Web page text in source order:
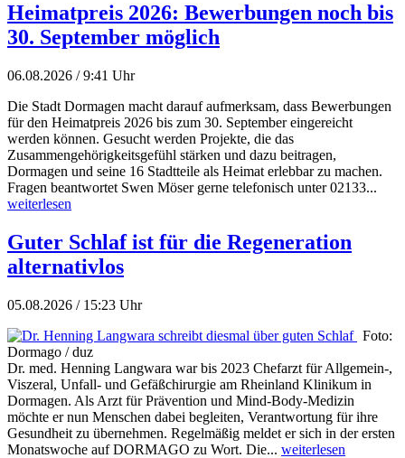
Heimatpreis 2026: Bewerbungen noch bis
30. September möglich
06.08.2026 / 9:41 Uhr
Die Stadt Dormagen macht darauf aufmerksam, dass Bewerbungen
für den Heimatpreis 2026 bis zum 30. September eingereicht
werden können. Gesucht werden Projekte, die das
Zusammengehörigkeitsgefühl stärken und dazu beitragen,
Dormagen und seine 16 Stadtteile als Heimat erlebbar zu machen.
Fragen beantwortet Swen Möser gerne telefonisch unter 02133...
weiterlesen
Guter Schlaf ist für die Regeneration
alternativlos
05.08.2026 / 15:23 Uhr
Foto:
Dormago / duz
Dr. med. Henning Langwara war bis 2023 Chefarzt für Allgemein-,
Viszeral, Unfall- und Gefäßchirurgie am Rheinland Klinikum in
Dormagen. Als Arzt für Prävention und Mind-Body-Medizin
möchte er nun Menschen dabei begleiten, Verantwortung für ihre
Gesundheit zu übernehmen. Regelmäßig meldet er sich in der ersten
Monatswoche auf DORMAGO zu Wort. Die... weiterlesen